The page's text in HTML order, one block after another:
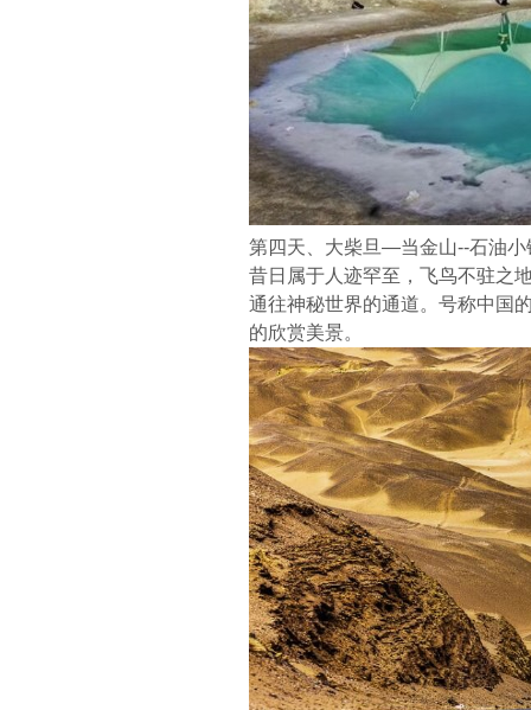
第四天、大柴旦—当金山--石油小
昔日属于人迹罕至，飞鸟不驻之
通往神秘世界的通道。号称中国
的欣赏美景。